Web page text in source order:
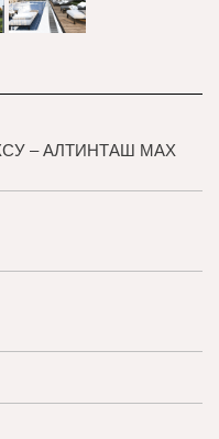
– АЛТИНТАШ МАХ